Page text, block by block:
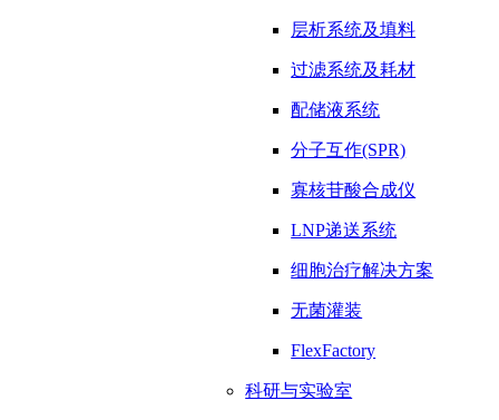
层析系统及填料
过滤系统及耗材
配储液系统
分子互作(SPR)
寡核苷酸合成仪
LNP递送系统
细胞治疗解决方案
无菌灌装
FlexFactory
科研与实验室